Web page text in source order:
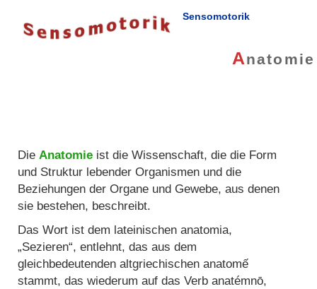
Sensomotorik
Anatomie
Die Anatomie ist die Wissenschaft, die die Form
und Struktur lebender Organismen und die
Beziehungen der Organe und Gewebe, aus denen
sie bestehen, beschreibt.
Das Wort ist dem lateinischen anatomia,
„Sezieren“, entlehnt, das aus dem
gleichbedeutenden altgriechischen anatomế
stammt, das wiederum auf das Verb anatémnō,